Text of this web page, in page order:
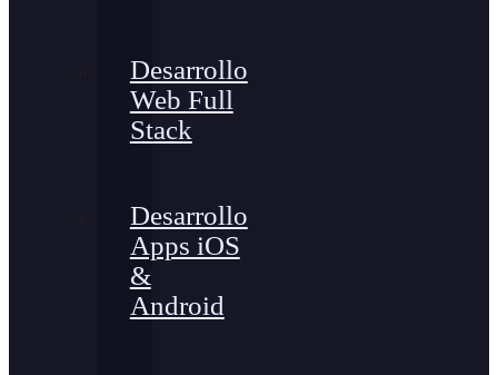
Desarrollo
Web Full
Stack
Desarrollo
Apps iOS
&
Android